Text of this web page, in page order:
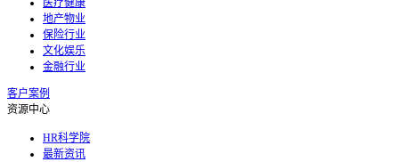
医疗健康
地产物业
保险行业
文化娱乐
金融行业
客户案例
资源中心
HR科学院
最新资讯